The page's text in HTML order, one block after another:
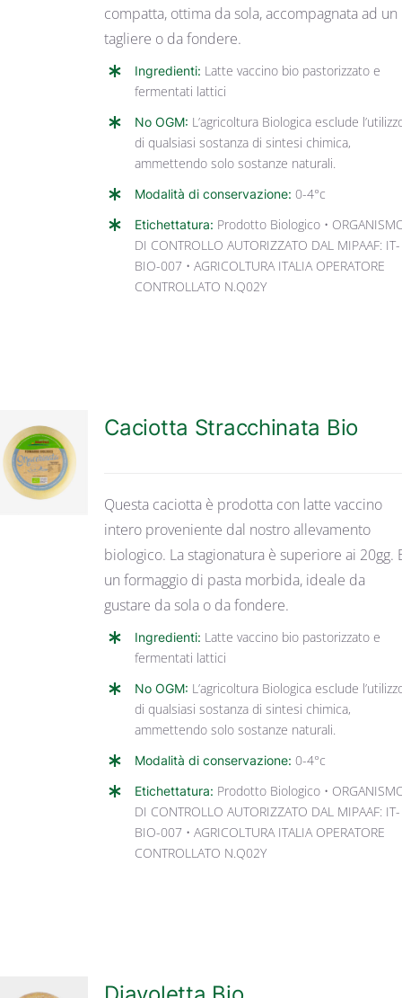
compatta, ottima da sola, accompagnata ad un
tagliere o da fondere.
Ingredienti: Latte vaccino bio pastorizzato e
fermentati lattici
No OGM: L’agricoltura Biologica esclude
di qualsiasi sostanza di sintesi chimica,
ammettendo solo sostanze naturali.
Modalità di conservazione: 0-4°c
Etichettatura: Prodotto Biologico •
DI CONTROLLO AUTORIZZATO DAL MIPAAF: IT-
BIO-007 • AGRICOLTURA ITALIA OPERATORE
CONTROLLATO N.Q02Y
DETTAGLI
Caciotta Stracchinata Bio
Questa caciotta è prodotta con latte vaccino
intero proveniente dal nostro allevamento
biologico. La stagionatura è superiore ai 20gg.
un formaggio di pasta morbida, ideale da
gustare da sola o da fondere.
Ingredienti: Latte vaccino bio pastorizzato e
fermentati lattici
No OGM: L’agricoltura Biologica esclude
di qualsiasi sostanza di sintesi chimica,
ammettendo solo sostanze naturali.
Modalità di conservazione: 0-4°c
Etichettatura: Prodotto Biologico •
DI CONTROLLO AUTORIZZATO DAL MIPAAF: IT-
BIO-007 • AGRICOLTURA ITALIA OPERATORE
CONTROLLATO N.Q02Y